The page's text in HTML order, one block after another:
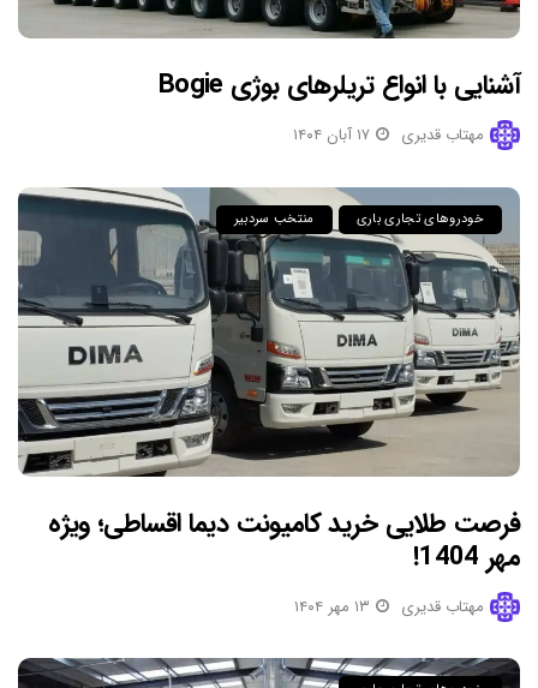
آشنایی با انواع تریلرهای بوژی Bogie
مهتاب قدیری ۱۷ آبان ۱۴۰۴
خودروهای تجاری باری منتخب سردبیر
فرصت طلایی خرید کامیونت دیما اقساطی؛ ویژه
مهر 1404!
مهتاب قدیری ۱۳ مهر ۱۴۰۴